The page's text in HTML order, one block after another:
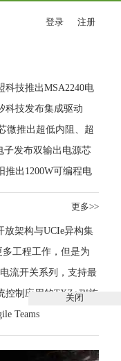
登录 注册
科技推出MSA2240电
量场景
科技发布集成驱动
攀新高
微推出超低内阻、超
子发布双输出电源芯
推出1200W可编程电
更多>>
放架构与UCIe异构集
能化进程
工程工作，但是为
快？
流开关系列，支持最
控制应用的TXZ+™族
Teams
关闭